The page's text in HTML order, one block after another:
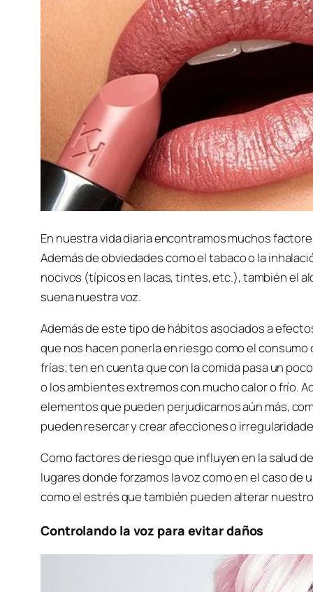
En nuestra vida diaria encontramos muchos
Además de obviedades como el tabaco o la
nocivos (típicos en lacas, tintes, etc.), también el
suena nuestra voz.
Además de este tipo de hábitos asociados a
que nos hacen ponerla en riesgo como el
frías; ten en cuenta que con la comida pasa un
o los ambientes extremos con mucho calor o frío.
elementos que pueden perjudicarnos aún más,
pueden resercar y crear afecciones o
Como factores de riesgo que influyen en la salud
lugares donde forzamos la voz como en el caso
como el estrés que también pueden alterar
Controlando la voz para evitar daños